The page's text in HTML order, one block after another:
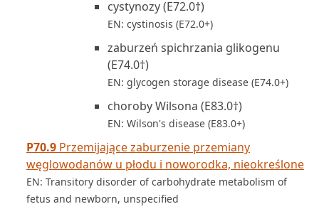
cystynozy (E72.0†)
EN: cystinosis (E72.0+)
zaburzeń spichrzania glikogenu
(E74.0†)
EN: glycogen storage disease (E74.0+)
choroby Wilsona (E83.0†)
EN: Wilson's disease (E83.0+)
P70.9 Przemijające zaburzenie przemiany
węglowodanów u płodu i noworodka, nieokreślone
EN: Transitory disorder of carbohydrate metabolism of
fetus and newborn, unspecified